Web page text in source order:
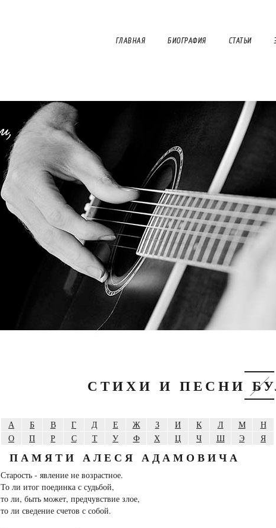
ГЛАВНАЯ БИОГРАФИЯ СТАТЬИ
СТИХИ И ПЕСНИ
А Б В Г Д Е Ж З И К Л М
Н
О
П Р С Т У Ф Х Ц Ч Ш Э Я
ПАМЯТИ АЛЕСЯ АДАМОВИЧА
Старость - явление не возрастное.
То ли итог поединка с судьбой,
то ли, быть может, предчувствие злое,
то ли сведение счетов с собой.